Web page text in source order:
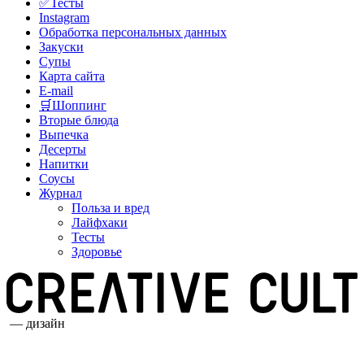
Instagram
Обработка персональных данных
Закуски
Супы
Карта сайта
E-mail
🛒Шоппинг
Вторые блюда
Выпечка
Десерты
Напитки
Соусы
Журнал
Польза и вред
Лайфхаки
Тесты
Здоровье
— дизайн